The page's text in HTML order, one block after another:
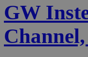
GW